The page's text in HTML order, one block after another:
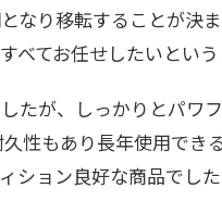
なり移転することが決
べてお任せしたいという
たが、しっかりとパワ
性もあり長年使用でき
ション良好な商品でし